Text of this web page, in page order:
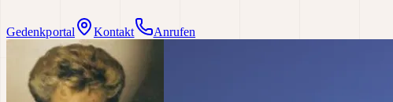
Gedenkportal Kontakt Anrufen